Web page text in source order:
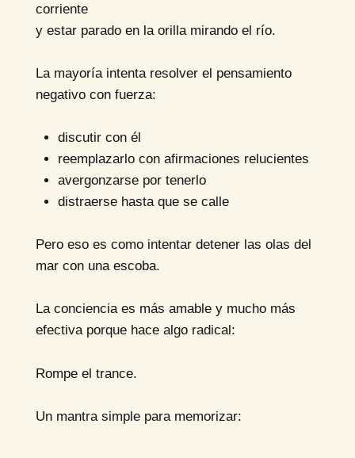
corriente
y estar parado en la orilla mirando el río.
La mayoría intenta resolver el pensamiento
negativo con fuerza:
discutir con él
reemplazarlo con afirmaciones relucientes
avergonzarse por tenerlo
distraerse hasta que se calle
Pero eso es como intentar detener las olas del
mar con una escoba.
La conciencia es más amable y mucho más
efectiva porque hace algo radical:
Rompe el trance.
Un mantra simple para memorizar: